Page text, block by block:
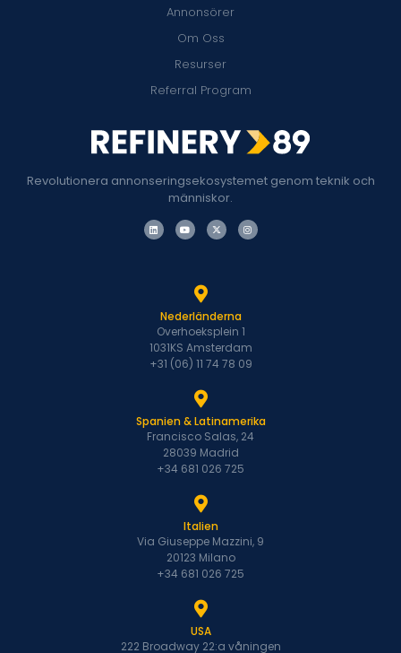
Revolutionera annonseringsekosystemet genom teknik och
människor.
Annonsörer
Om Oss
Resurser
Referral Program
Nederländerna
Overhoeksplein 1
1031KS Amsterdam
+31 (06) 11 74 78 09
Spanien & Latinamerika
Francisco Salas, 24
28039 Madrid
+34 681 026 725
Italien
Via Giuseppe Mazzini, 9
20123 Milano
+34 681 026 725
USA
222 Broadway 22:a våningen